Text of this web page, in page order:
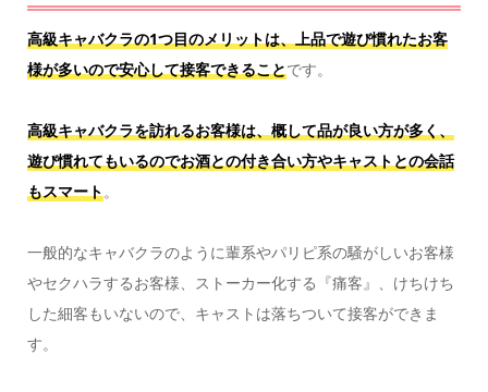
高級キャバクラの1つ目のメリットは、上品で遊び慣れたお客
様が多いので安心して接客できることです。
高級キャバクラを訪れるお客様は、概して品が良い方が多く、
遊び慣れてもいるのでお酒との付き合い方やキャストとの会話
もスマート。
一般的なキャバクラのように輩系やパリピ系の騒がしいお客様
やセクハラするお客様、ストーカー化する『痛客』、けちけち
した細客もいないので、キャストは落ちついて接客ができま
す。